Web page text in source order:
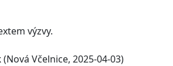
výzvy.
(Nová Včelnice, 2025-04-03)